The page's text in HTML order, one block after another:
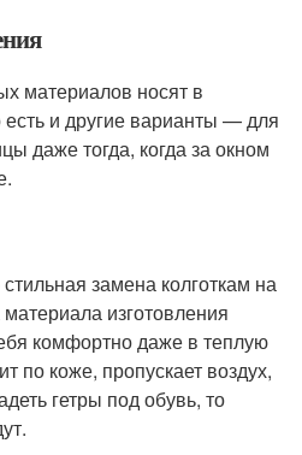
материалов носят в
и другие варианты — для
даже тогда, когда за окном
замена колготкам на
изготовления
комфортно даже в теплую
по коже, пропускает воздух,
гетры под обувь, то